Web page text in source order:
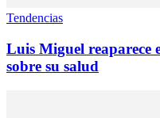
Tendencias
Luis Miguel reaparece
sobre su salud